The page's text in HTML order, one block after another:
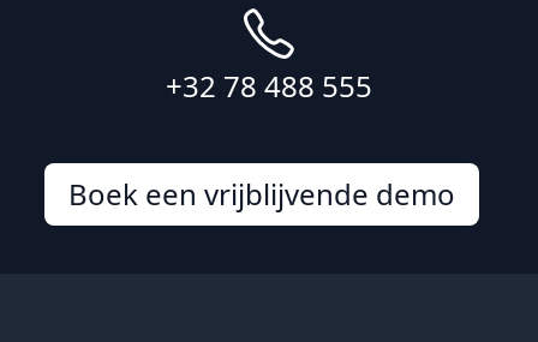
+32 78 488 555
Boek een vrijblijvende demo